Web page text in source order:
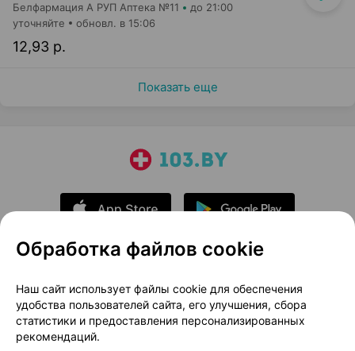
Белфармация А РУП Аптека №11 до 21:00
12,93 р.
уточняйте обновл. в 15:06
Показать еще
О проекте
Новости проекта
Размещение рекламы
Медицинский маркетинг
Публичный договор
Доставка
Обработка файлов cookie
Наш сайт использует файлы cookie для обеспечения
удобства пользователей сайта, его улучшения, сбора
статистики и предоставления персонализированных
рекомендаций.